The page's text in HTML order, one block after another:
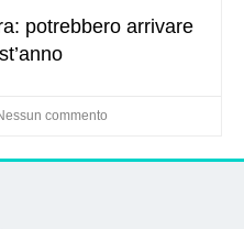
potrebbero arrivare
commento